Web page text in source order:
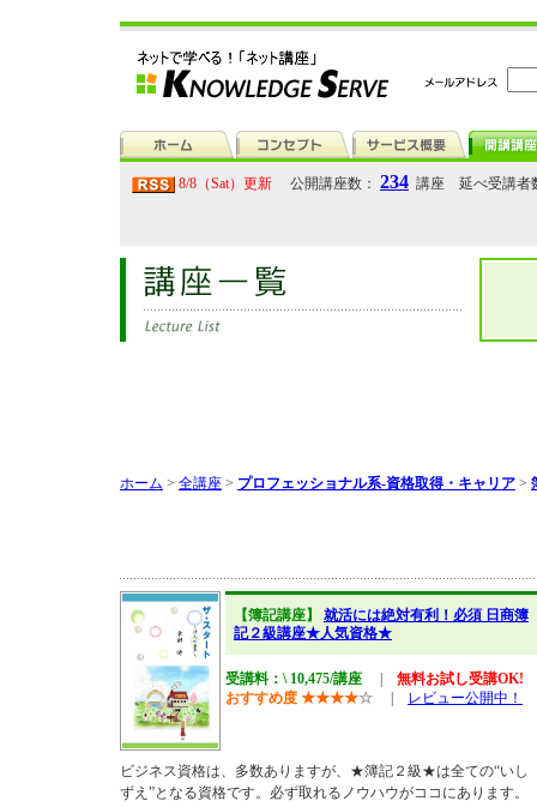
8/8（Sat）更新 公開講座数： 234 講座 延べ受講者
ホーム > 全講座 > プロフェッショナル系-資格取得・キャリア >
【簿記講座】 就活には絶対有利！必須 日商簿
記２級講座★人気資格★
受講料：\ 10,475/講座
無料お試し受講OK!
おすすめ度 ★★★★☆ レビュー公開中！
ビジネス資格は、多数ありますが、★簿記２級★は全ての“いし
ずえ”となる資格です。必ず取れるノウハウがココにあります。